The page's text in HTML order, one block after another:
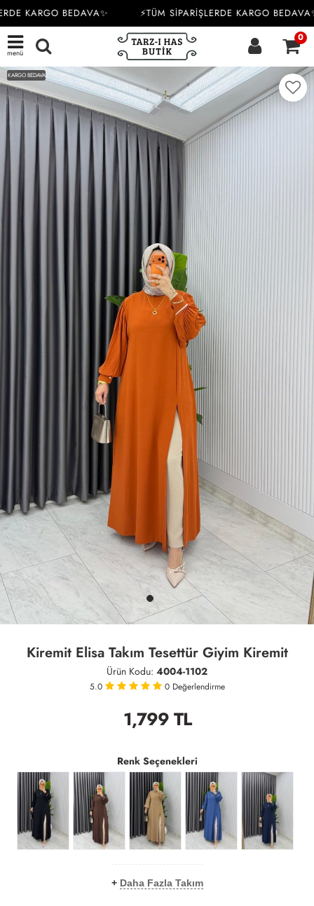
KARGO BEDAVA✨ ⚡TÜM SİPARİŞLERDE KARGO BEDAVA✨
menü
0
KARGO BEDAVA
Kiremit Elisa Takım Tesettür Giyim Kiremit
Ürün Kodu: 4004-1102
5.0 0 Değerlendirme
1,799TL
Renk Seçenekleri
+ Daha Fazla Takım